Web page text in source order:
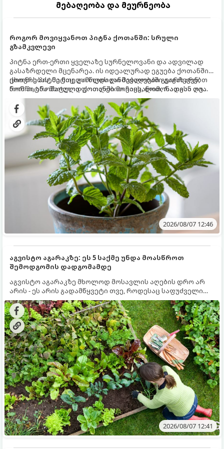
მებაღეობა და მეურნეობა
როგორ მოვიყვანოთ პიტნა ქოთანში: სრული
გზამკვლევი
პიტნა ერთ-ერთი ყველაზე სურნელოვანი და ადვილად
გასაზრდელი მცენარეა. ის იდეალურად ეგუება ქოთანში
ცხოვრებას, მეტიც, გამოცდილი მებაღეები გვირჩევენ,
რომ პიტნა მხოლოდ ქოთანში მოვიყვანოთ, რადგან ღია
გრუნტში (ბაღში) დარგვისას ის ფესვებით ძალიან
სწრაფად ვრცელდება და სხვა მცენარეებს ავიწროებს.
ქოთნის პიტნა მთელი წლის განმავლობაში გაგახარებთ
ნორჩი, არომატული ფოთლებით ჩაის, ლიმონათისა თუ
კერძებისთვის.
2026/08/07 12:46
აგვისტო აგარაკზე: ეს 5 საქმე უნდა მოასწროთ
შემოდგომის დადგომამდე
აგვისტო აგარაკზე მხოლოდ მოსავლის აღების დრო არ
არის - ეს არის გადამწყვეტი თვე, როდესაც საფუძველი
ეყრება მომავალი წლის მოსავალს და ბაღი მზადდება
შემოდგომა-ზამთრის სეზონისთვის. იმისათვის, რომ
ნიადაგმა ენერგია აღიდგინოს, ხოლო მცენარეებმა
ზამთარს გაუძლონ, აგვისტოს ბოლომდე 5
მნიშვნელოვანი საქმის გაკეთება უნდა მოასწროთ:
2026/08/07 12:41